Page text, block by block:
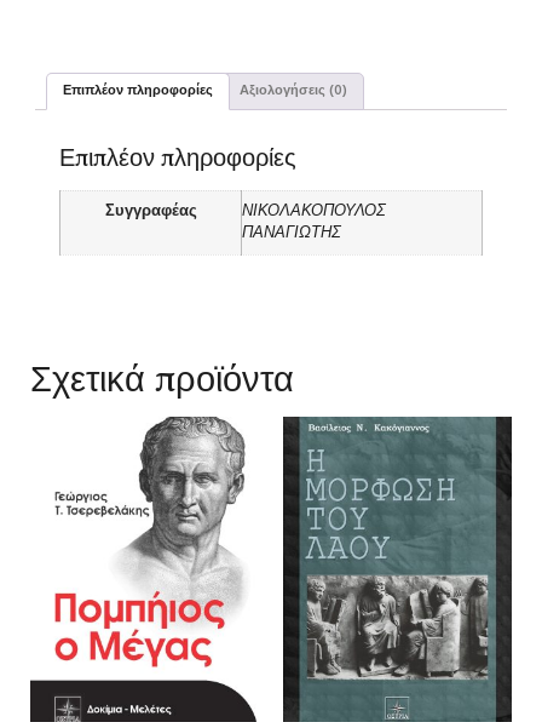
Επιπλέον πληροφορίες Αξιολογήσεις (0)
Επιπλέον πληροφορίες
Συγγραφέας
ΝΙΚΟΛΑΚΟΠΟΥΛΟΣ
ΠΑΝΑΓΙΩΤΗΣ
Σχετικά προϊόντα